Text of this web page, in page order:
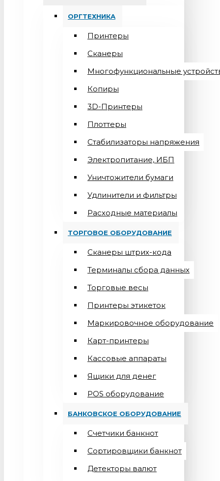
ОРГТЕХНИКА
Принтеры
Сканеры
Многофункциональные
Копиры
3D-Принтеры
Плоттеры
Стабилизаторы напряжения
Электропитание, ИБП
Уничтожители бумаги
Удлинители и фильтры
Расходные материалы
ТОРГОВОЕ ОБОРУДОВАНИЕ
Сканеры штрих-кода
Терминалы сбора данных
Торговые весы
Принтеры этикеток
Маркировочное оборудование
Карт-принтеры
Кассовые аппараты
Ящики для денег
POS оборудование
БАНКОВСКОЕ ОБОРУДОВАНИЕ
Счетчики банкнот
Сортировщики банкнот
Детекторы валют